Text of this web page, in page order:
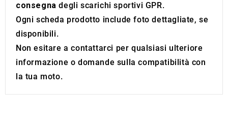
consegna degli scarichi sportivi GPR.
Ogni scheda prodotto include foto dettagliate, se
disponibili.
Non esitare a contattarci per qualsiasi ulteriore
informazione o domande sulla compatibilità con
la tua moto.